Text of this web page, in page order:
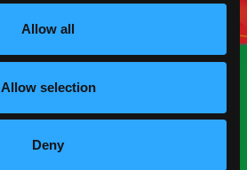
Allow all
Allow selection
Deny